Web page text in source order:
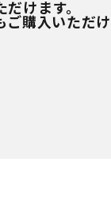
けます。
購入いただけ